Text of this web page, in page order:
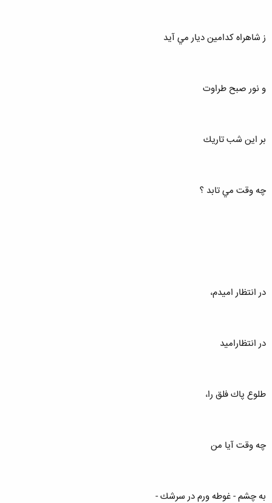
ز شاهراه كدامين ديار مي آيد
و نور صبح طراوت
بر اين شب تاريك
چه وقت مي تابد ؟
در انتظار اميدم،
در انتظاراميد
طلوع پاك فلق را،
چه وقت آيا من
به چشم - غوطه ورم در سرشك -